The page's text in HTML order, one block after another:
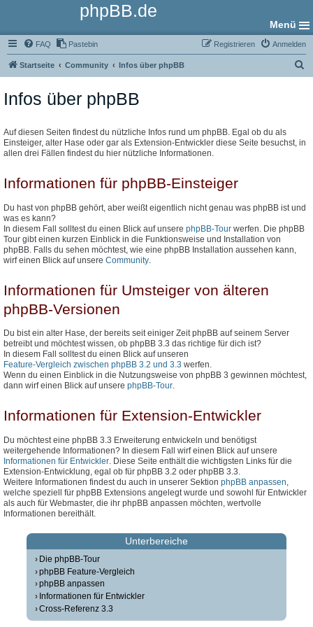
phpBB.de
Menü
FAQ Pastebin Anmelden
Registrieren
Startseite Community Infos über phpBB
Infos über phpBB
Auf diesen Seiten findest du nützliche Infos rund um phpBB. Egal ob du als
Einsteiger, alter Hase oder gar als Extension-Entwickler diese Seite besuchst, in
allen drei Fällen findest du hier nützliche Informationen.
Informationen für phpBB-Einsteiger
Du hast von phpBB gehört, aber weißt eigentlich nicht genau was phpBB ist und
was es kann?
In diesem Fall solltest du einen Blick auf unsere phpBB-Tour werfen. Die phpBB
Tour gibt einen kurzen Einblick in die Funktionsweise und Installation von
phpBB. Falls du sehen möchtest, wie eine phpBB Installation aussehen kann,
wirf einen Blick auf unsere Community
Informationen für Umsteiger von älteren
phpBB-Versionen
Du bist ein alter Hase, der bereits seit einiger Zeit phpBB auf seinem Server
betreibt und möchtest wissen, ob phpBB 3.3 das richtige für dich ist?
In diesem Fall solltest du einen Blick auf unseren
Feature-Vergleich zwischen phpBB 3.2 und 3.3 werfen.
Wenn du einen Einblick in die Nutzungsweise von phpBB 3 gewinnen möchtest,
dann wirf einen Blick auf unsere phpBB-Tour.
Informationen für Extension-Entwickler
Du möchtest eine phpBB 3.3 Erweiterung entwickeln und benötigst
weitergehende Informationen? In diesem Fall wirf einen Blick auf unsere
Informationen für Entwickler . Diese Seite enthält die wichtigsten Links für die
Extension-Entwicklung, egal ob für phpBB 3.2 oder phpBB 3.3.
Weitere Informationen findest du auch in unserer Sektion phpBB anpassen
welche speziell für phpBB Extensions angelegt wurde und sowohl für Entwickler
als auch für Webmaster, die ihr phpBB anpassen möchten, wertvolle
Informationen bereithält.
Unterbereiche
Die phpBB-Tour
phpBB Feature-Vergleich
phpBB anpassen
Informationen für Entwickler
Cross-Referenz 3.3